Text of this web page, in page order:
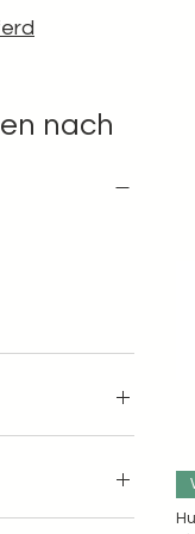
nach